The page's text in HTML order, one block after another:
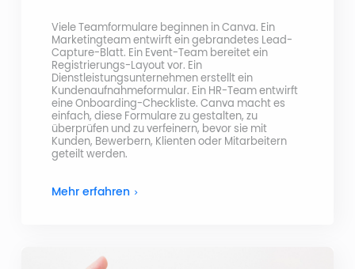
Viele Teamformulare beginnen in Canva. Ein
Marketingteam entwirft ein gebrandetes Lead-
Capture-Blatt. Ein Event-Team bereitet ein
Registrierungs-Layout vor. Ein
Dienstleistungsunternehmen erstellt ein
Kundenaufnahmeformular. Ein HR-Team entwirft
eine Onboarding-Checkliste. Canva macht es
einfach, diese Formulare zu gestalten, zu
überprüfen und zu verfeinern, bevor sie mit
Kunden, Bewerbern, Klienten oder Mitarbeitern
geteilt werden.
Mehr erfahren